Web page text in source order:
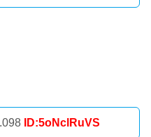
ID:5oNclRuVS